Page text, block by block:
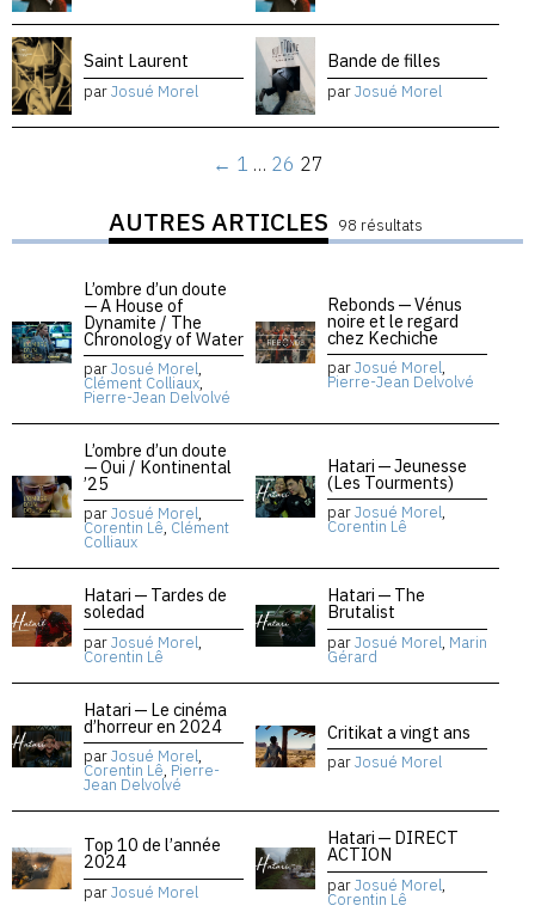
Saint Laurent
parJosué Morel
Bande de filles
parJosué Morel
← 1 … 26 27
AUTRES ARTICLES 98 résultats
L’ombre d’un doute
— A House of
Dynamite / The
Chronology of Water
parJosué Morel,
Clément Colliaux,
Pierre-Jean Delvolvé
Rebonds — Vénus
noire et le regard
chez Kechiche
parJosué Morel,
Pierre-Jean Delvolvé
L’ombre d’un doute
— Oui / Kontinental
’25
parJosué Morel,
Corentin Lê, Clément
Colliaux
Hatari — Jeunesse
(Les Tourments)
parJosué Morel,
Corentin Lê
Hatari — Tardes de
soledad
parJosué Morel,
Corentin Lê
Hatari — The
Brutalist
parJosué Morel, Marin
Gérard
Hatari — Le cinéma
d’horreur en 2024
parJosué Morel,
Corentin Lê, Pierre-
Jean Delvolvé
Critikat a vingt ans
parJosué Morel
Top 10 de l’année
2024
parJosué Morel
Hatari — DIRECT
ACTION
parJosué Morel,
Corentin Lê